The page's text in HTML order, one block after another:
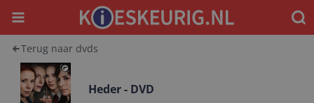
Menu
Terug naar dvds
Heder - DVD